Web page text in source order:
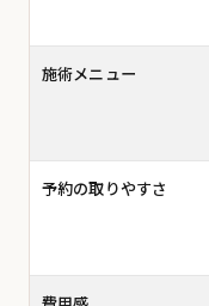
施術メニュー
予約の取りやすさ